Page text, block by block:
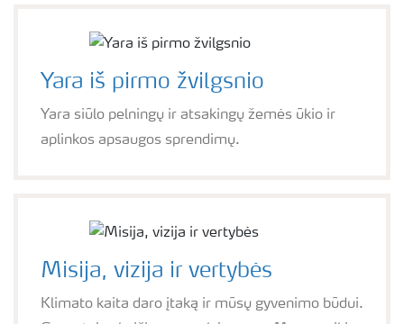
Yara iš pirmo žvilgsnio
Yara siūlo pelningų ir atsakingų žemės ūkio ir
aplinkos apsaugos sprendimų.
Misija, vizija ir vertybės
Klimato kaita daro įtaką ir mūsų gyvenimo būdui.